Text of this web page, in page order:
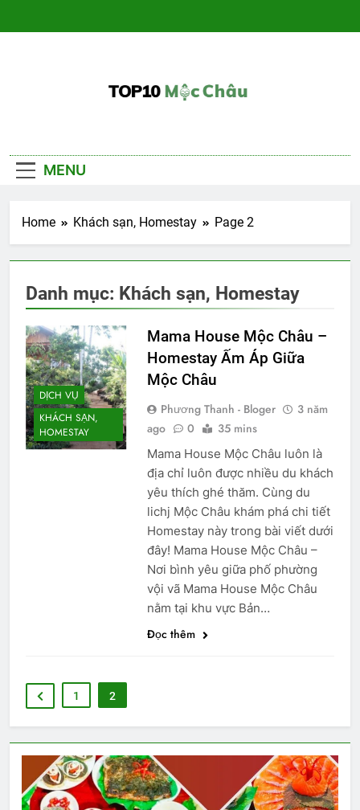
Châu
MENU
Home Khách sạn, Homestay Page 2
Danh mục: Khách sạn, Homestay
DỊCH VỤ
KHÁCH SẠN,
HOMESTAY
Mama House Mộc Châu –
Homestay Ấm Áp Giữa
Mộc Châu
Phương Thanh - Bloger
3 năm
ago
0 35 mins
Mama House Mộc Châu luôn là
địa chỉ luôn được nhiều du khách
yêu thích ghé thăm. Cùng du
lichj Mộc Châu khám phá chi tiết
Homestay này trong bài viết dưới
đây! Mama House Mộc Châu –
Nơi bình yêu giữa phố phường
vội vã Mama House Mộc Châu
nằm tại khu vực Bản…
Đọc thêm
1 2